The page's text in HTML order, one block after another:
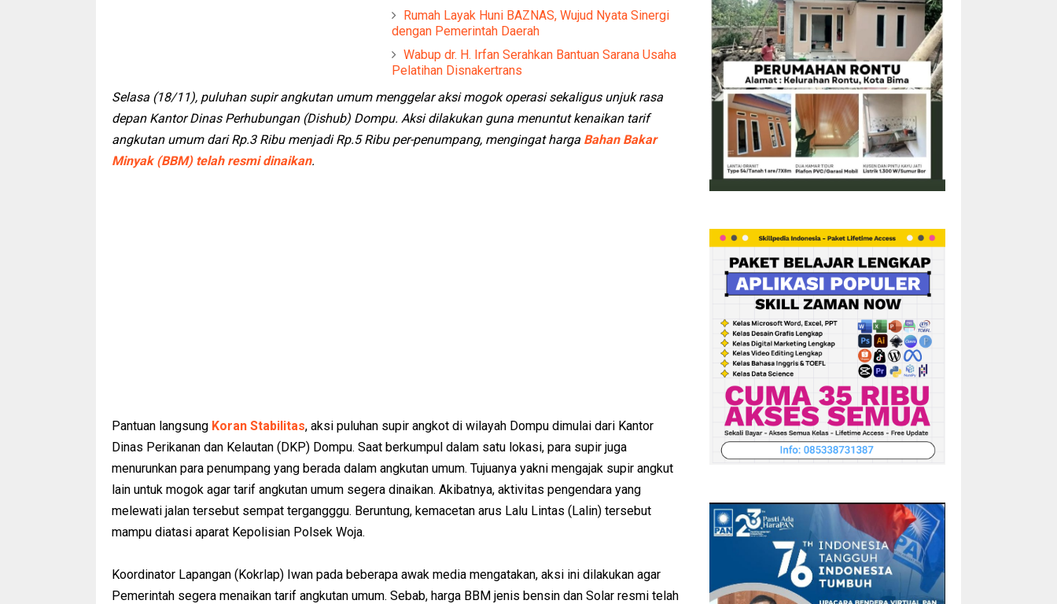
Rumah Layak Huni BAZNAS, Wujud Nyata Sinergi
dengan Pemerintah Daerah
Wabup dr. H. Irfan Serahkan Bantuan Sarana Usaha
Pelatihan Disnakertrans
Selasa (18/11), puluhan supir angkutan umum menggelar aksi mogok operasi sekaligus unjuk rasa
depan Kantor Dinas Perhubungan (Dishub) Dompu. Aksi dilakukan guna menuntut kenaikan tarif
angkutan umum dari Rp.3 Ribu menjadi Rp.5 Ribu per-penumpang, mengingat harga Bahan Bakar
Minyak (BBM) telah resmi dinaikan.
Pantuan langsung Koran Stabilitas, aksi puluhan supir angkot di wilayah Dompu dimulai dari Kantor
Dinas Perikanan dan Kelautan (DKP) Dompu. Saat berkumpul dalam satu lokasi, para supir juga
menurunkan para penumpang yang berada dalam angkutan umum. Tujuanya yakni mengajak supir angkut
lain untuk mogok agar tarif angkutan umum segera dinaikan. Akibatnya, aktivitas pengendara yang
melewati jalan tersebut sempat tergangggu. Beruntung, kemacetan arus Lalu Lintas (Lalin) tersebut
mampu diatasi aparat Kepolisian Polsek Woja.
Koordinator Lapangan (Kokrlap) Iwan pada beberapa awak media mengatakan, aksi ini dilakukan agar
Pemerintah segera menaikan tarif angkutan umum. Sebab, harga BBM jenis bensin dan Solar resmi telah